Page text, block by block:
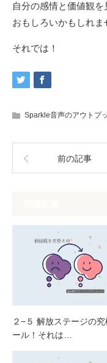
自分の感情と価値観
おもしろいかもしれま
それでは！
Sparkle音声のアウトプ
前の記事
２−５ 解放ステージの
ール！それは…